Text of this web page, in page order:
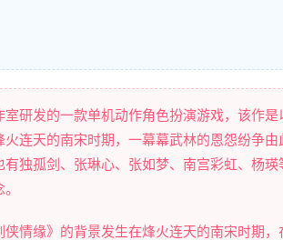
室研发的一款单机动作角色扮演游戏，该作
连天的南宋时期，一幕幕武林的恩怨纷争
独孤剑、张琳心、张如梦、南宫彩虹、杨
情缘》的背景发生在烽火连天的南宋时期，